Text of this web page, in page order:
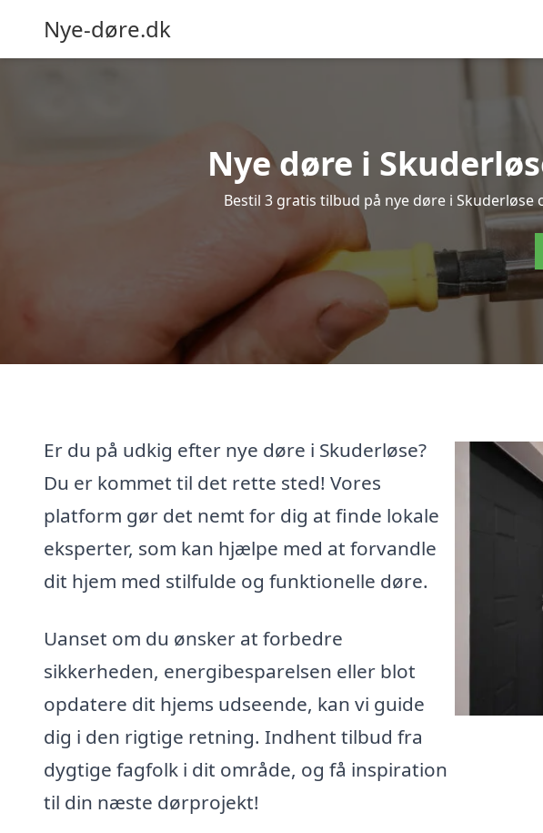
Nye-døre.dk
Nye døre i
Bestil 3 gratis tilbud på nye døre i
Er du på udkig efter nye døre i Skuderløse?
Du er kommet til det rette sted! Vores
platform gør det nemt for dig at finde lokale
eksperter, som kan hjælpe med at forvandle
dit hjem med stilfulde og funktionelle døre.
Uanset om du ønsker at forbedre
sikkerheden, energibesparelsen eller blot
opdatere dit hjems udseende, kan vi guide
dig i den rigtige retning. Indhent tilbud fra
dygtige fagfolk i dit område, og få inspiration
til din næste dørprojekt!